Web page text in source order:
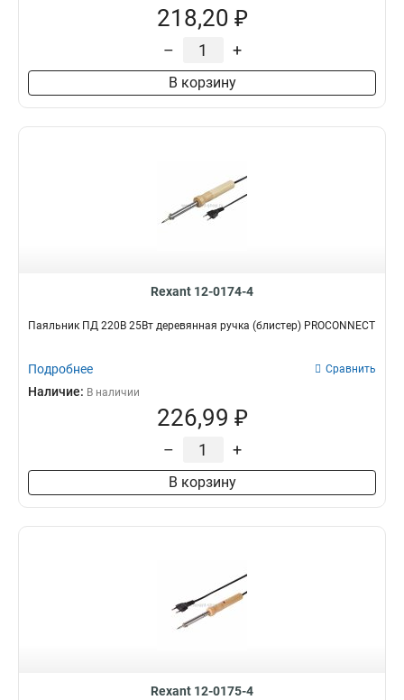
218,20 ₽
– +
В корзину
Rexant 12-0174-4
Паяльник ПД 220В 25Вт деревянная ручка (блистер) PROCONNECT
Подробнее Сравнить
Наличие: В наличии
226,99 ₽
– +
В корзину
Rexant 12-0175-4